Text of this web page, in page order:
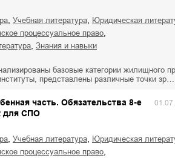
учебная литература юридическая
процессуальное право
знания и навыки
базовые категории жилищного
представлены различные точки зр…
часть. Обязательства 8-е
для СПО
учебная литература юридическая
процессуальное право